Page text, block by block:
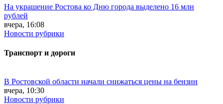
На украшение Ростова ко Дню города выделено 16 млн
рублей
вчера, 16:08
Новости рубрики
Транспорт и дороги
В Ростовской области начали снижаться цены на бензин
вчера, 10:30
Новости рубрики